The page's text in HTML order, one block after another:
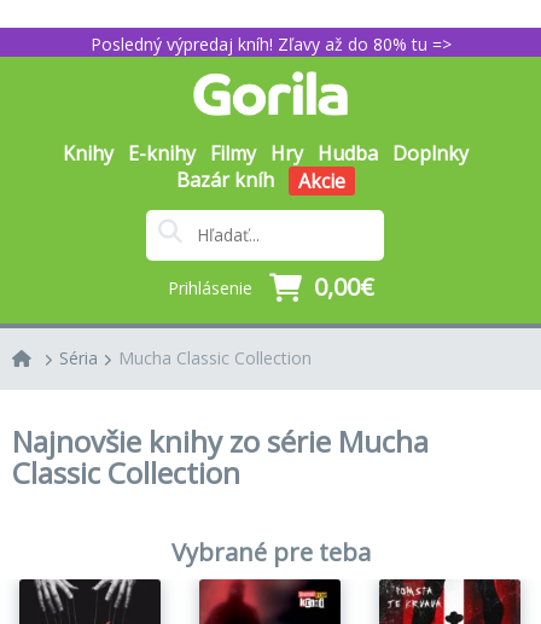
Posledný výpredaj kníh! Zľavy až do 80% tu =>
Knihy E-knihy Filmy Hry Hudba Doplnky
Bazár kníh
Akcie
Prihlásenie 0,00€
Séria Mucha Classic Collection
Najnovšie knihy zo série Mucha
Classic Collection
Vybrané pre teba